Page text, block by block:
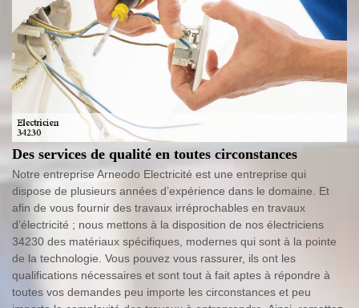
Des services de qualité en toutes circonstances
Notre entreprise Arneodo Electricité est une entreprise qui
dispose de plusieurs années d’expérience dans le domaine. Et
afin de vous fournir des travaux irréprochables en travaux
d’électricité ; nous mettons à la disposition de nos électriciens
34230 des matériaux spécifiques, modernes qui sont à la pointe
de la technologie. Vous pouvez vous rassurer, ils ont les
qualifications nécessaires et sont tout à fait aptes à répondre à
toutes vos demandes peu importe les circonstances et peu